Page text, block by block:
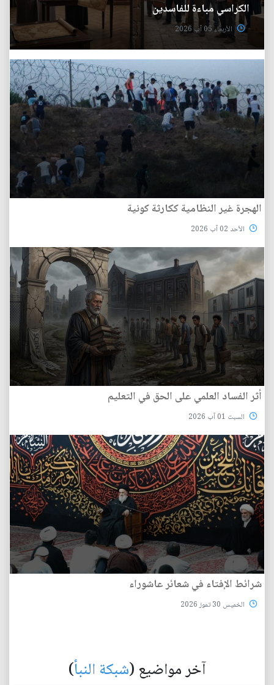
الكراسي مباءة للفاسدين
الأربعاء 05 آب 2026
الهجرة غير النظامية ككارثة كونية
الأحد 02 آب 2026
أثر الفساد العلمي على الحق في التعليم
السبت 01 آب 2026
شرائط الإفتاء في شعائر عاشوراء
الخميس 30 تموز 2026
آخر مواضيع (شبكة النبأ)